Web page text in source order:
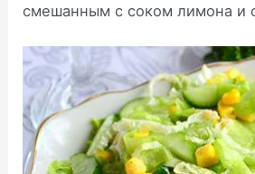
смешанным с соком лимона и